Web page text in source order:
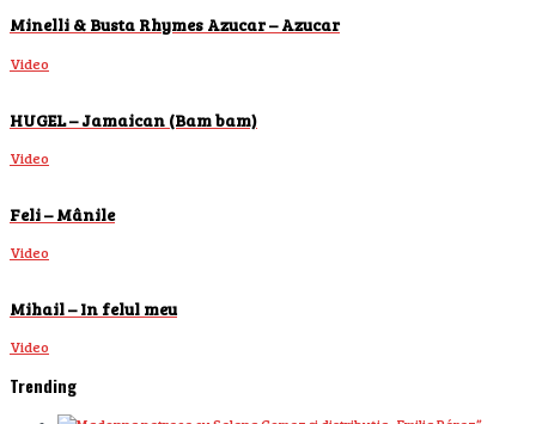
Minelli & Busta Rhymes Azucar – Azucar
Video
HUGEL – Jamaican (Bam bam)
Video
Feli – Mânile
Video
Mihail – In felul meu
Video
Trending